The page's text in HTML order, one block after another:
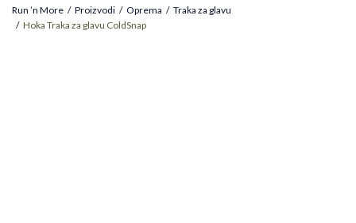
Run ’n More Proizvodi Oprema
Traka za glavu
Hoka Traka za glavu ColdSnap